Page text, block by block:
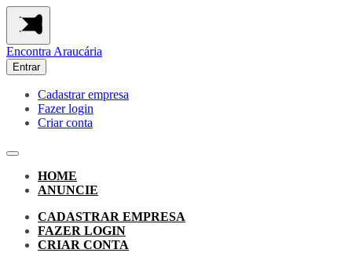
Encontra Araucária
Entrar
Cadastrar empresa
Fazer login
Criar conta
HOME
ANUNCIE
CADASTRAR EMPRESA
FAZER LOGIN
CRIAR CONTA